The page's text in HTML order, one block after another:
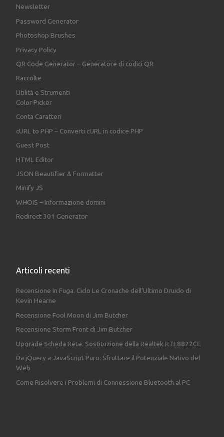
Newsletter
Password Generator
Photoshop Brushes
Privacy Policy
QR Code Generator – Generatore di codici QR
Raccolte
Utilità e Strumenti
Color Picker
Conta Caratteri
cURL to PHP – Converti cURL in codice PHP
Guest Post
HTML Editor
JSON Beautifier & Formatter
Minify JS
WHOIS – Informazione domini
Redirect 301 Generator
Articoli recenti
Recensione In Fuga. Ciclo Le Cronache dell’Ultimo Druido di
Kevin Hearne
Recensione Fool Moon di Jim Butcher
Recensione Storm Front di Jim Butcher
Upgrade Scheda Rete. Sostituzione della Realtek RTL8822CE
Da jQuery a JavaScript Puro: Sfruttare il Potenziale Nativo del
Web
Come Risolvere i Problemi di Connessione Bluetooth al PC